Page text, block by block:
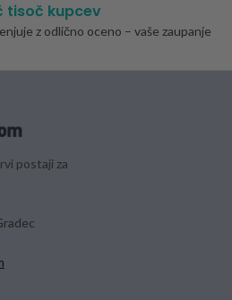
tisoč kupcev
z odlično oceno – vaše zaupanje
postaji za